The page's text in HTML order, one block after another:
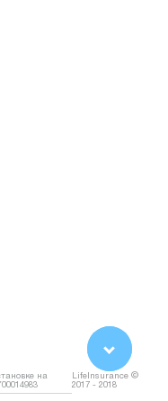
на
LifeInsurance ©
2017 - 2018